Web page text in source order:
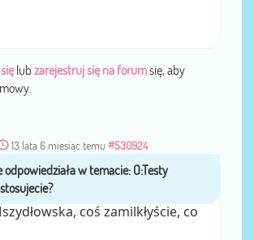
lub zarejestruj się na forumsię, aby
13 lata 6 miesiąc temu #530924
przezann-sunshine
coś zamilkłyście, co